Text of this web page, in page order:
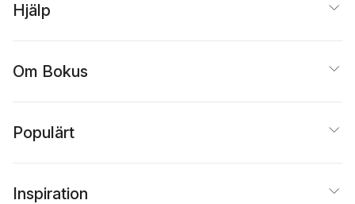
Hjälp
Om Bokus
Populärt
Inspiration